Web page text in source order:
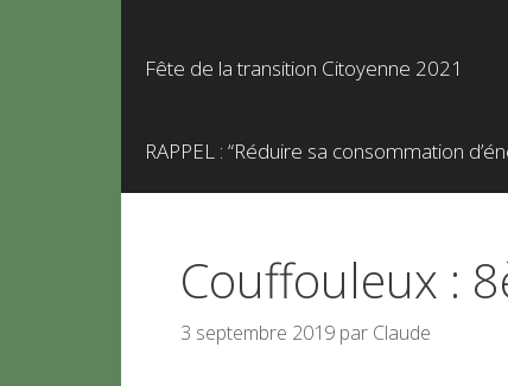
Fête de la transition Citoyenne 2021
RAPPEL : “Réduire sa consommation
Couffouleux :
3 septembre 2019 par Claude